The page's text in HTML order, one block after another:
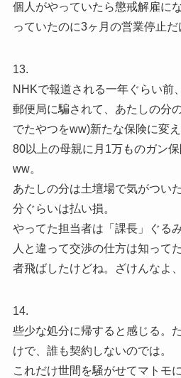
個人がやっていたら懲戒解雇に
っていたのに3ヶ月の営業停止だ
13.
NHKで報道される一年ぐらい前
郵便局に騙されて、あたしの分
でたやつをww)新たな保険に変
80以上の母親に月1万ものガン
ww。
あたしの分は土壇場で気がつい
分ぐらいは払い損。
やってた担当者は「課長」ぐる
人と違って交渉の仕方は知って
者飛ばしたけどね。ざけんなよ
14.
些少な処分に帰すると感じる。
けで、誰も契約しないのでは。
これだけ世間を騒がせてマトモ